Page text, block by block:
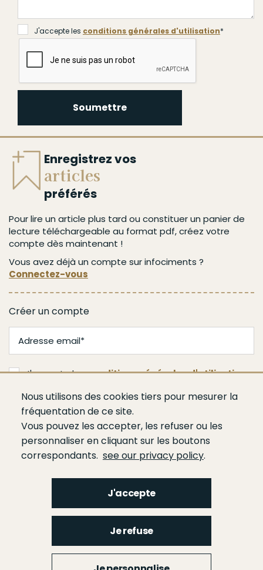
Nous utilisons des cookies tiers pour mesurer la
fréquentation de ce site.
Vous pouvez les accepter, les refuser ou les
personnaliser en cliquant sur les boutons
correspondants. see our privacy policy.
J'accepte
Je refuse
J'accepte lesconditions générales d'utilisation*
J'accepte les conditions générales d'utilisation*
Soumettre
Enregistrez vos
articles
préférés
Pour lire un article plus tard ou constituer un panier de
lecture téléchargeable au format pdf, créez votre
compte dès maintenant !
Vous avez déjà un compte sur infociments ?
Connectez-vous
Créer un compte
J'accepte lesconditions générales d'utilisation
Valider
Footer
Qui sommes-nous ?Espace presseAgendaPublicationsBâtiment
CimentsLiants hydrauliques routiers